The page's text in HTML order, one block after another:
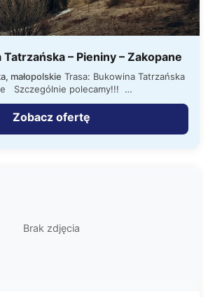
– Pieniny – Zakopane
małopolskie
Szczególnie polecamy!!!
1. położony na Głodowskim…
Zobacz ofertę
Brak zdjęcia